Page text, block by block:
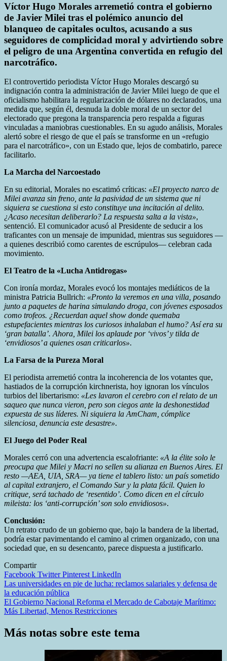
Víctor Hugo Morales arremetió contra el gobierno
de Javier Milei tras el polémico anuncio del
blanqueo de capitales ocultos, acusando a sus
seguidores de complicidad moral y advirtiendo sobre
el peligro de una Argentina convertida en refugio del
narcotráfico.
El controvertido periodista Víctor Hugo Morales descargó su
indignación contra la administración de Javier Milei luego de que el
oficialismo habilitara la regularización de dólares no declarados, una
medida que, según él, desnuda la doble moral de un sector del
electorado que pregona la transparencia pero respalda a figuras
vinculadas a maniobras cuestionables. En su agudo análisis, Morales
alertó sobre el riesgo de que el país se transforme en un «refugio
para el narcotráfico», con un Estado que, lejos de combatirlo, parece
facilitarlo.
La Marcha del Narcoestado
En su editorial, Morales no escatimó críticas: «El proyecto narco de
Milei avanza sin freno, ante la pasividad de un sistema que ni
siquiera se cuestiona si esto constituye una incitación al delito.
¿Acaso necesitan deliberarlo? La respuesta salta a la vista»,
sentenció. El comunicador acusó al Presidente de seducir a los
traficantes con un mensaje de impunidad, mientras sus seguidores —
a quienes describió como carentes de escrúpulos— celebran cada
movimiento.
El Teatro de la «Lucha Antidrogas»
Con ironía mordaz, Morales evocó los montajes mediáticos de la
ministra Patricia Bullrich: «Pronto la veremos en una villa, posando
junto a paquetes de harina simulando droga, con jóvenes esposados
como trofeos. ¿Recuerdan aquel show donde quemaba
estupefacientes mientras los curiosos inhalaban el humo? Así era su
‘gran batalla’. Ahora, Milei los aplaude por ‘vivos’ y tilda de
‘envidiosos’ a quienes osan criticarlos».
La Farsa de la Pureza Moral
El periodista arremetió contra la incoherencia de los votantes que,
hastiados de la corrupción kirchnerista, hoy ignoran los vínculos
turbios del libertarismo: «Les lavaron el cerebro con el relato de un
saqueo que nunca vieron, pero son ciegos ante la deshonestidad
expuesta de sus líderes. Ni siquiera la AmCham, cómplice
silenciosa, denuncia este desastre».
El Juego del Poder Real
Morales cerró con una advertencia escalofriante: «A la élite solo le
preocupa que Milei y Macri no sellen su alianza en Buenos Aires. El
resto —AEA, UIA, SRA— ya tiene el tablero listo: un país sometido
al capital extranjero, el Comando Sur y la plata fácil. Quien lo
critique, será tachado de ‘resentido’. Como dicen en el círculo
mileista: los ‘anti-corrupción’ son solo envidiosos».
Conclusión:
Un retrato crudo de un gobierno que, bajo la bandera de la libertad,
podría estar pavimentando el camino al crimen organizado, con una
sociedad que, en su desencanto, parece dispuesta a justificarlo.
Compartir
Facebook TwitterPinterest LinkedIn
Navegación
de
entradas
Las universidades en pie de lucha: reclamos salariales y defensa de
la educación pública
El Gobierno Nacional Reforma el Mercado de Cabotaje Marítimo:
Más Libertad, Menos Restricciones
Más notas sobre este tema